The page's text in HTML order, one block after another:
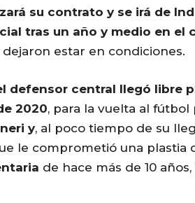
su contrato y se irá de
tras un año y medio en el
estar en condiciones.
defensor central llegó libre
2020, para la vuelta al fútbol
y, al poco tiempo de su
le comprometió una plastia
de hace más de 10 años,